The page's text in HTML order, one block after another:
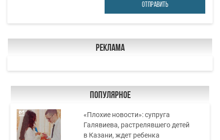
ОТПРАВИТЬ
Реклама
Популярное
«Плохие новости»: супруга
Галявиева, растрелявшего детей
в Казани, ждет ребенка